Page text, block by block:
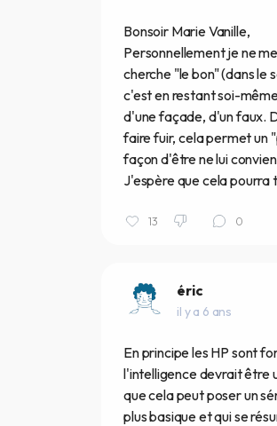
Bonsoir Marie Vanille,
Personnellement je ne
cherche "le bon" (dans le
c'est en restant soi-
d'une façade, d'un faux.
faire fuir, cela permet un
façon d'être ne lui
J'espère que cela pourra
13 0
éric
il y a 6 ans
En principe les HP sont
l'intelligence devrait être
que cela peut poser un
plus basique et qui se